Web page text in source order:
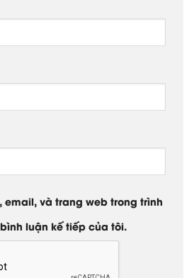
email, và trang web trong trình
luận kế tiếp của tôi.